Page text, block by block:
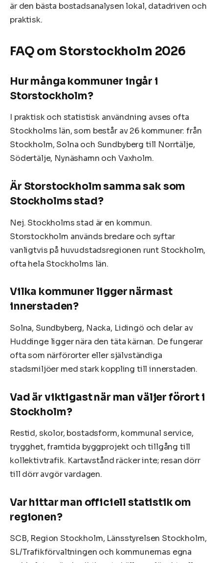
är den bästa bostadsanalysen lokal, datadriven och
praktisk.
FAQ om Storstockholm 2026
Hur många kommuner ingår i
Storstockholm?
I praktisk och statistisk användning avses ofta
Stockholms län, som består av 26 kommuner: från
Stockholm, Solna och Sundbyberg till Norrtälje,
Södertälje, Nynäshamn och Vaxholm.
Är Storstockholm samma sak som
Stockholms stad?
Nej. Stockholms stad är en kommun.
Storstockholm används bredare och syftar
vanligtvis på huvudstadsregionen runt Stockholm,
ofta hela Stockholms län.
Vilka kommuner ligger närmast
innerstaden?
Solna, Sundbyberg, Nacka, Lidingö och delar av
Huddinge ligger nära den täta kärnan. De fungerar
ofta som närförorter eller självständiga
stadsmiljöer med stark koppling till innerstaden.
Vad är viktigast när man väljer förort i
Stockholm?
Restid, skolor, bostadsform, kommunal service,
trygghet, framtida byggprojekt och tillgång till
kollektivtrafik. Kartavstånd räcker inte; resan dörr
till dörr avgör vardagen.
Var hittar man officiell statistik om
regionen?
SCB, Region Stockholm, Länsstyrelsen Stockholm,
SL/Trafikförvaltningen och kommunernas egna